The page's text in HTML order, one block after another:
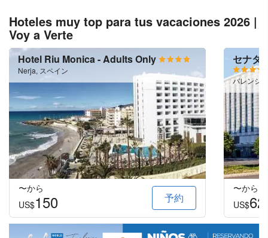
Hoteles muy top para tus vacaciones 2026 |
Voy a Verte
Hotel Riu Monica - Adults Only
Nerja, スペイン
〜から
US$150 予約
セナタ
バレンシ
〜から
US$62